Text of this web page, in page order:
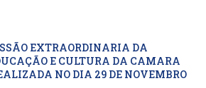
EXTRAORDINARIA DA
E CULTURA DA CAMARA
NO DIA 29 DE NOVEMBRO